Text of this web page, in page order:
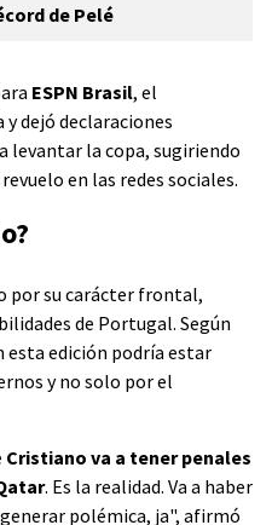
de Pelé
ESPN Brasil, el
dejó declaraciones
levantar la copa, sugiriendo
en las redes sociales.
por su carácter frontal,
de Portugal. Según
esta edición podría estar
y no solo por el
Cristiano va a tener penales
. Es la realidad. Va a haber
polémica, ja", afirmó